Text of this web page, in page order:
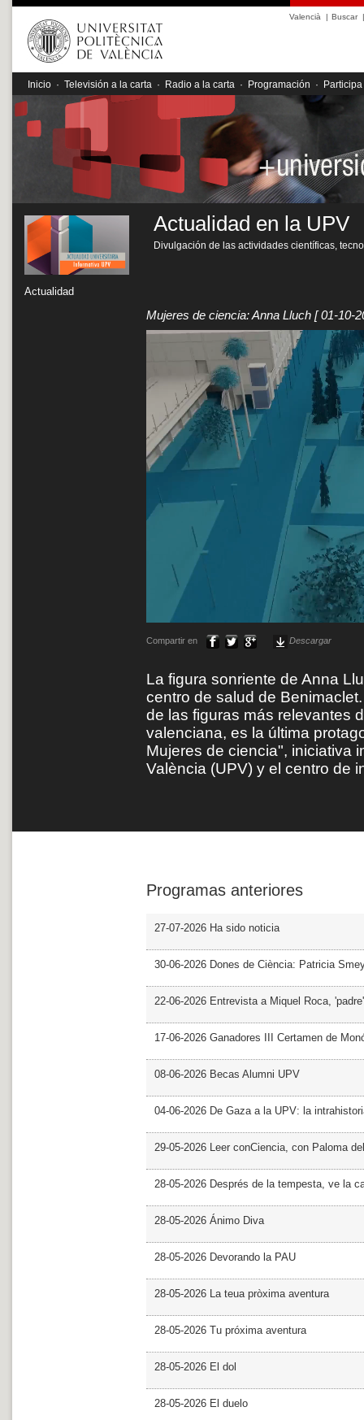
Valencià | Buscar|
Inicio · Televisión a la carta · Radio a la carta · Programación · Participa
Actualidad
Actualidad en la UPV
Divulgación de las actividades científicas,
Mujeres de ciencia: Anna Lluch [ 01-10-
Compartir en Descargar
La figura sonriente de Anna
centro de salud de
de las figuras más relevantes
valenciana, es la última
Mujeres de ciencia", iniciativa
València (UPV) y el centro de
Programas anteriores
27-07-2026 Ha sido noticia
30-06-2026 Dones de Ciència: Patricia
22-06-2026 Entrevista a Miquel Roca,
17-06-2026 Ganadores III Certamen de
08-06-2026 Becas Alumni UPV
04-06-2026 De Gaza a la UPV: la
29-05-2026 Leer conCiencia, con Paloma
28-05-2026 Després de la tempesta, ve la
28-05-2026 Ánimo Diva
28-05-2026 Devorando la PAU
28-05-2026 La teua pròxima aventura
28-05-2026 Tu próxima aventura
28-05-2026 El dol
28-05-2026 El duelo